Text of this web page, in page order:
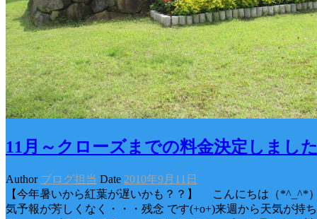
11月～クローズまでの料金決定しまし
Author ブログ担当 Date 2010年9月11日
【今年暑いから紅葉が遅いかも？？】 こんにちは（*^_^*
気予報が芳しくなく・・・残念 です(+o+)来週から天気が持